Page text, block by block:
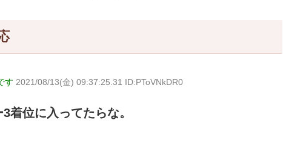
す 2021/08/13(金) 09:37:25.31 ID:PToVNkDR0
着位に入ってたらな。